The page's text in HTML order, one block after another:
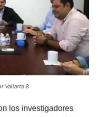
Vallarta 8
los investigadores